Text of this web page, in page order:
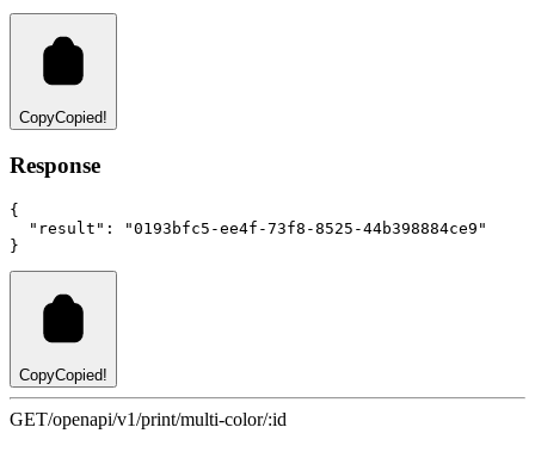
CopyCopied!
Response
{
"result" :
"0193bfc5-ee4f-73f8-8525-44b398884ce9"
}
CopyCopied!
GET/openapi/v1/print/multi-color/:id